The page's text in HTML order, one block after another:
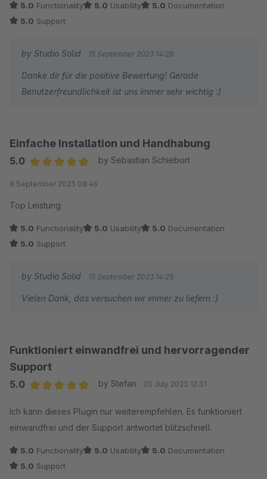
Produktgalerie listen möchte.
5.0 Functionality 5.0 Usability 5.0 Documentation
5.0 Support
by Studio Solid 15 September 2023 14:28
Danke dir für die positive Bewertung! Gerade
Benutzerfreundlichkeit ist uns immer sehr wichtig :)
Einfache Installation und Handhabung
5.0
by Sebastian Schiebort
8 September 2023 08:46
Top Leistung
5.0 Functionality 5.0 Usability 5.0 Documentation
5.0 Support
by Studio Solid 15 September 2023 14:25
Vielen Dank, das versuchen wir immer zu liefern :)
Funktioniert einwandfrei und hervorragender
Support
5.0
by Stefan 20 July 2023 12:31
Ich kann dieses Plugin nur weiterempfehlen. Es funktioniert
einwandfrei und der Support antwortet blitzschnell.
5.0 Functionality 5.0 Usability 5.0 Documentation
5.0 Support